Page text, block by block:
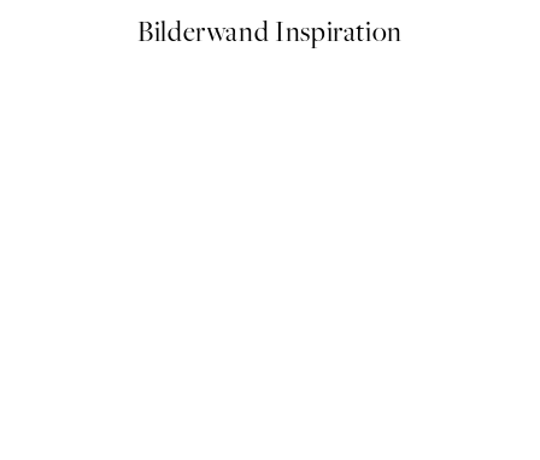
Bilderwand Inspiration